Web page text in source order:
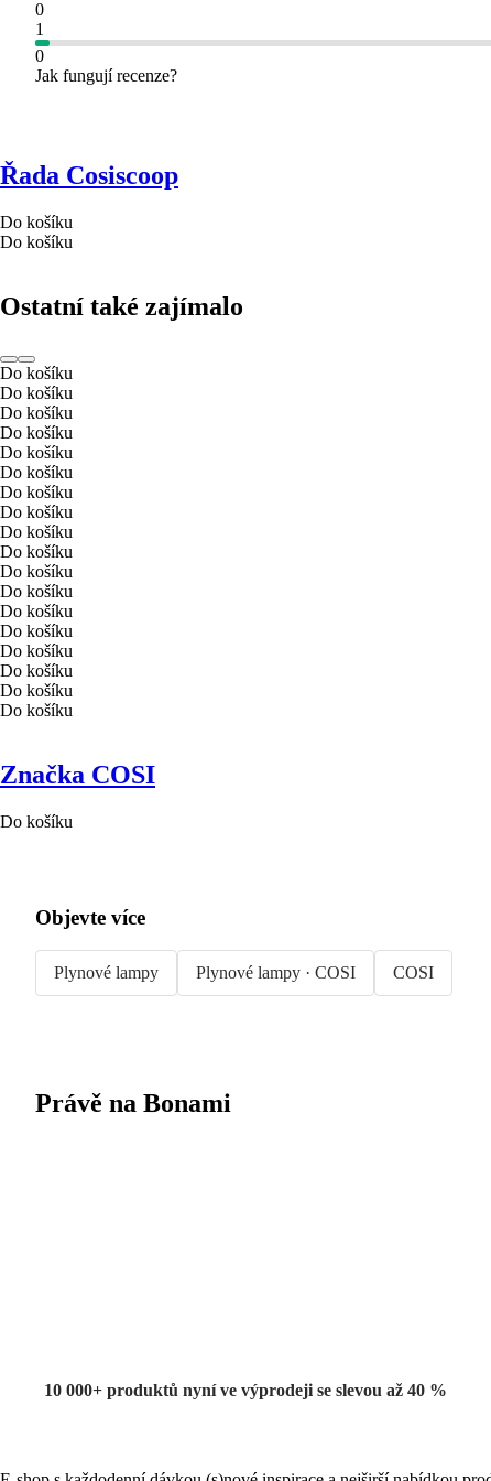
0
1
0
Jak fungují recenze?
Řada Cosiscoop
Do košíku
Do košíku
Ostatní také zajímalo
Do košíku
Do košíku
Do košíku
Do košíku
Do košíku
Do košíku
Do košíku
Do košíku
Do košíku
Do košíku
Do košíku
Do košíku
Do košíku
Do košíku
Do košíku
Do košíku
Do košíku
Do košíku
Značka COSI
Do košíku
Objevte více
Plynové lampy Plynové lampy · COSI COSI
Právě na Bonami
10 000+ produktů nyní ve výprodeji se slevou až 40 %